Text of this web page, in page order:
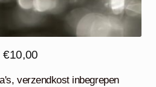
€10,00
verzendkost inbegrepen